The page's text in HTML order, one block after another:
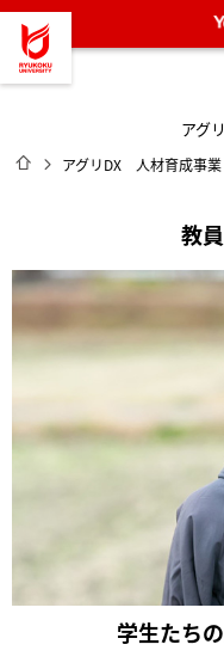
龍谷大
アグ
ホーム
アグリDX 人材育成事業
教
学生たち